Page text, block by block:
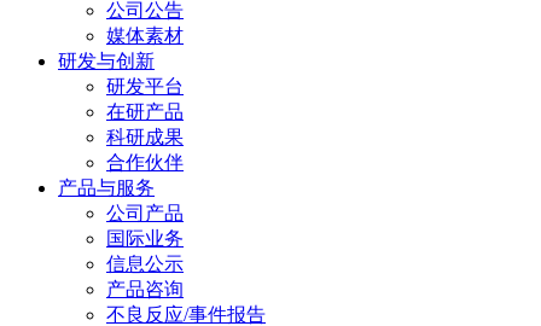
公司公告
媒体素材
研发与创新
研发平台
在研产品
科研成果
合作伙伴
产品与服务
公司产品
国际业务
信息公示
产品咨询
不良反应/事件报告